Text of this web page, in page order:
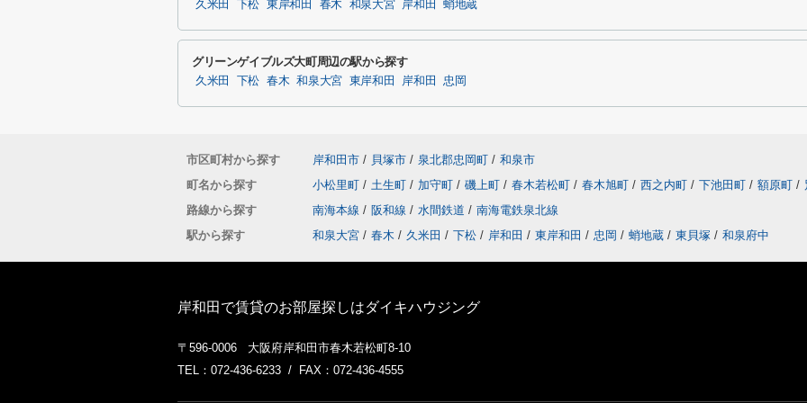
久米田 下松 東岸和田 春木 和泉大宮 岸和田 蛸地蔵
グリーンゲイブルズ大町周辺の駅から探す
久米田 下松 春木 和泉大宮 東岸和田 岸和田 忠岡
市区町村から探す 岸和田市 / 貝塚市 / 泉北郡忠岡町 / 和泉市
町名から探す
小松里町 / 土生町 / 加守町 / 磯上町 / 春木若松町 / 春木旭町 / 西之内町 / 下池田町 / 額原町 /
路線から探す
南海本線 / 阪和線 / 水間鉄道 / 南海電鉄泉北線
駅から探す
和泉大宮 / 春木 / 久米田 / 下松 / 岸和田 / 東岸和田 / 忠岡 / 蛸地蔵 / 東貝塚 / 和泉府中
岸和田で賃貸のお部屋探しはダイキハウジング
〒596-0006 大阪府岸和田市春木若松町8-10
TEL：072-436-6233 / FAX：072-436-4555